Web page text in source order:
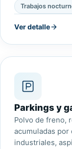
Trabajos
Ver detalle
Parkings y
Polvo de freno,
acumuladas
industriales,